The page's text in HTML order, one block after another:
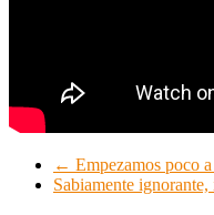
← Empezamos poco
Sabiamente